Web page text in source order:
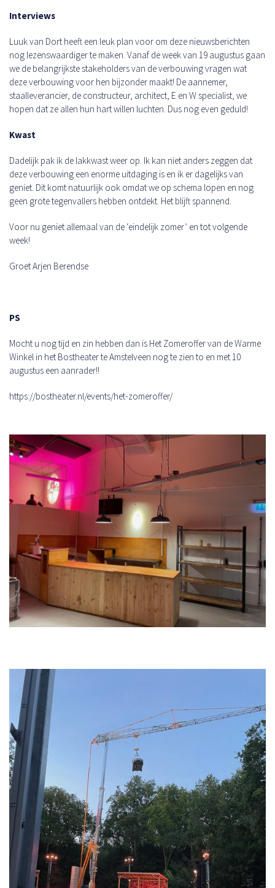
Interviews
Luuk van Dort heeft een leuk plan voor om deze nieuwsberichten
nog lezenswaardiger te maken. Vanaf de week van 19 augustus gaan
we de belangrijkste stakeholders van de verbouwing vragen wat
deze verbouwing voor hen bijzonder maakt! De aannemer,
staalleverancier, de constructeur, architect, E en W specialist, we
hopen dat ze allen hun hart willen luchten. Dus nog even geduld!
Kwast
Dadelijk pak ik de lakkwast weer op. Ik kan niet anders zeggen dat
deze verbouwing een enorme uitdaging is en ik er dagelijks van
geniet. Dit komt natuurlijk ook omdat we op schema lopen en nog
geen grote tegenvallers hebben ontdekt. Het blijft spannend.
Voor nu geniet allemaal van de ‘eindelijk zomer’ en tot volgende
week!
Groet Arjen Berendse
PS
Mocht u nog tijd en zin hebben dan is Het Zomeroffer van de Warme
Winkel in het Bostheater te Amstelveen nog te zien to en met 10
augustus een aanrader!!
https://bostheater.nl/events/het-zomeroffer/